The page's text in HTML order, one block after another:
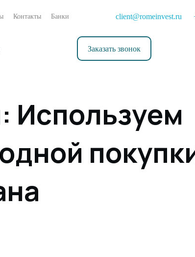
Контакты Банки client@romeinvest.ru
Заказать звонок
Используем